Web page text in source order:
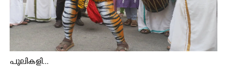
പുലികളി...